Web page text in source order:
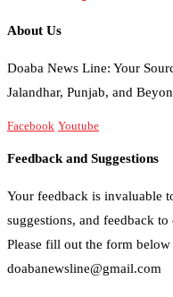
About Us
Doaba News Line: Your
Jalandhar, Punjab, and
Facebook Youtube
Feedback and Suggestions
Your feedback is invaluable
suggestions, and feedback
Please fill out the form
doabanewsline@gmail.com